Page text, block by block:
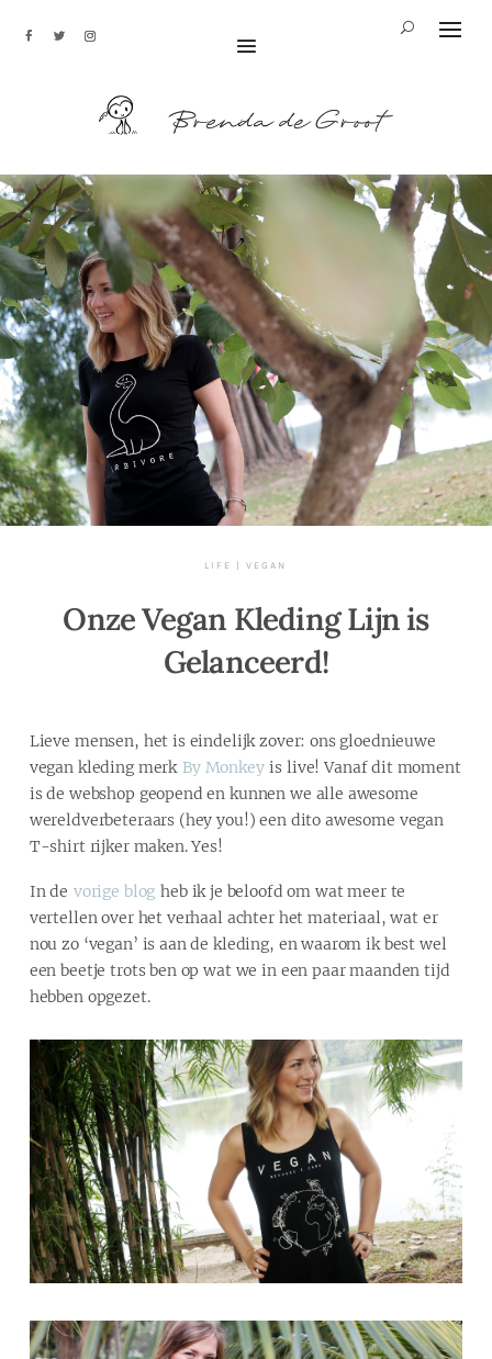
LIFE |VEGAN
Onze Vegan Kleding Lijn is
Gelanceerd!
Lieve mensen, het is eindelijk zover: ons gloednieuwe
vegan kleding merk By Monkeyis live! Vanaf dit moment
is de webshop geopend en kunnen we alle awesome
wereldverbeteraars (hey you!) een dito awesome vegan
T-shirt rijker maken. Yes!
In de vorige blog heb ik je beloofd om wat meer te
vertellen over het verhaal achter het materiaal, wat er
nou zo ‘vegan’ is aan de kleding, en waarom ik best wel
een beetje trots ben op wat we in een paar maanden tijd
hebben opgezet.